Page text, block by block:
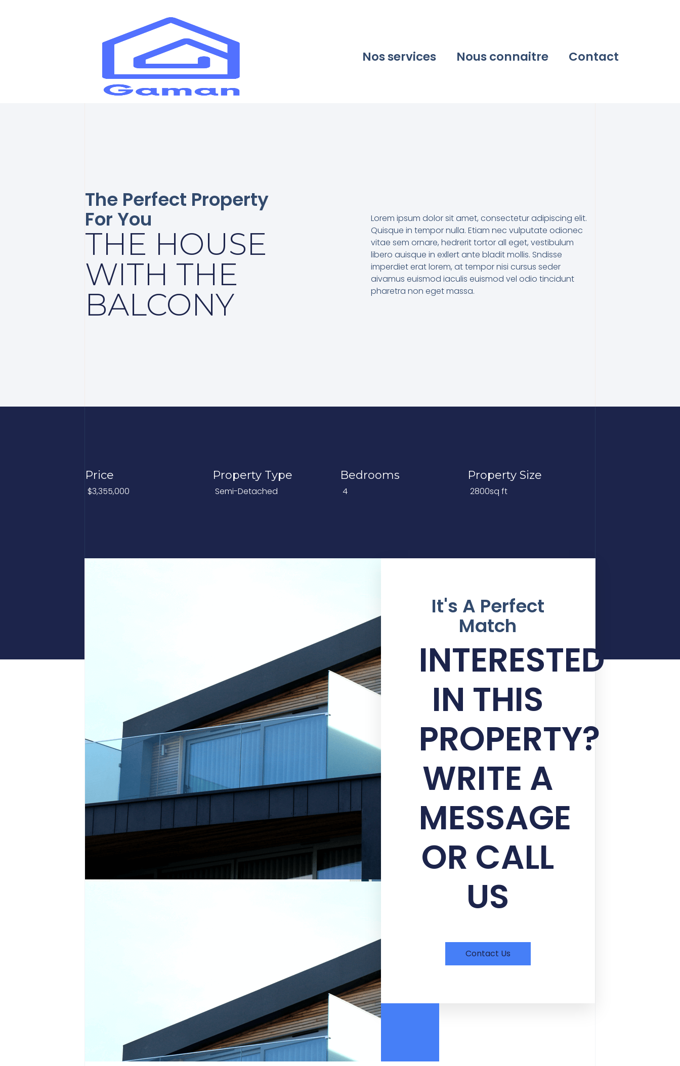
Nos services Nous connaitre Contact
The Perfect Property
For You
THE HOUSE
WITH THE
BALCONY
Lorem ipsum dolor sit amet, consectetur adipiscing elit.
Quisque in tempor nulla. Etiam nec vulputate odionec
vitae sem ornare, hedrerit tortor all eget, vestibulum
libero auisque in exllert ante bladit mollis. Sndisse
imperdiet erat lorem, at tempor nisi cursus seder
aivamus euismod iaculis euismod vel odio tincidunt
pharetra non eget massa.
Price
$3,355,000
Property Type
Semi-Detached
Bedrooms
4
Property Size
2800sq ft
It's A Perfect
Match
INTERESTED
IN THIS
PROPERTY?
WRITE A
MESSAGE
OR CALL
US
Contact Us